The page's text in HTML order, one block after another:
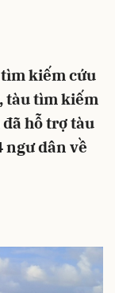
kiếm cứu
tàu tìm kiếm
hỗ trợ tàu
ngư dân về